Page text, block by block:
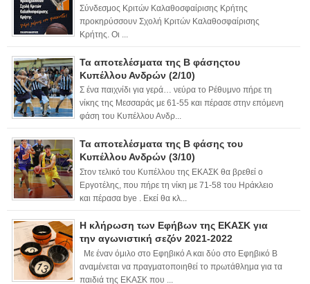
Σύνδεσμος Κριτών Καλαθοσφαίρισης Κρήτης
προκηρύσσουν Σχολή Κριτών Καλαθοσφαίρισης
Κρήτης. Οι ...
Τα αποτελέσματα της Β φάσηςτου
Κυπέλλου Ανδρών (2/10)
Σ ένα παιχνίδι για γερά… νεύρα το Ρέθυμνο πήρε τη
νίκης της Μεσσαράς με 61-55 και πέρασε στην επόμενη
φάση του Κυπέλλου Ανδρ...
Τα αποτελέσματα της Β φάσης του
Κυπέλλου Ανδρών (3/10)
Στον τελικό του Κυπέλλου της ΕΚΑΣΚ θα βρεθεί ο
Εργοτέλης, που πήρε τη νίκη με 71-58 του Ηράκλειο
και πέρασα bye . Εκεί θα κλ...
Η κλήρωση των Εφήβων της ΕΚΑΣΚ για
την αγωνιστική σεζόν 2021-2022
Με έναν όμιλο στο Εφηβικό Α και δύο στο Εφηβικό Β
αναμένεται να πραγματοποιηθεί το πρωτάθλημα για τα
παιδιά της ΕΚΑΣΚ που ...